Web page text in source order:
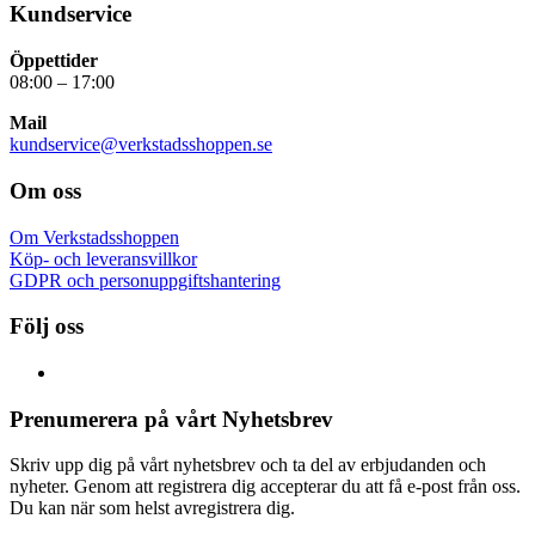
Kundservice
Öppettider
08:00 – 17:00
Mail
kundservice@verkstadsshoppen.se
Om oss
Om Verkstadsshoppen
Köp- och leveransvillkor
GDPR och personuppgiftshantering
Följ oss
Prenumerera på vårt Nyhetsbrev
Skriv upp dig på vårt nyhetsbrev och ta del av erbjudanden och
nyheter. Genom att registrera dig accepterar du att få e-post från oss.
Du kan när som helst avregistrera dig.